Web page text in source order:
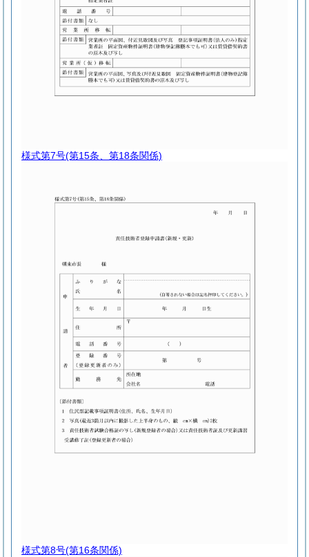
様式第7号(第15条、第18条関係)
様式第8号(第16条関係)